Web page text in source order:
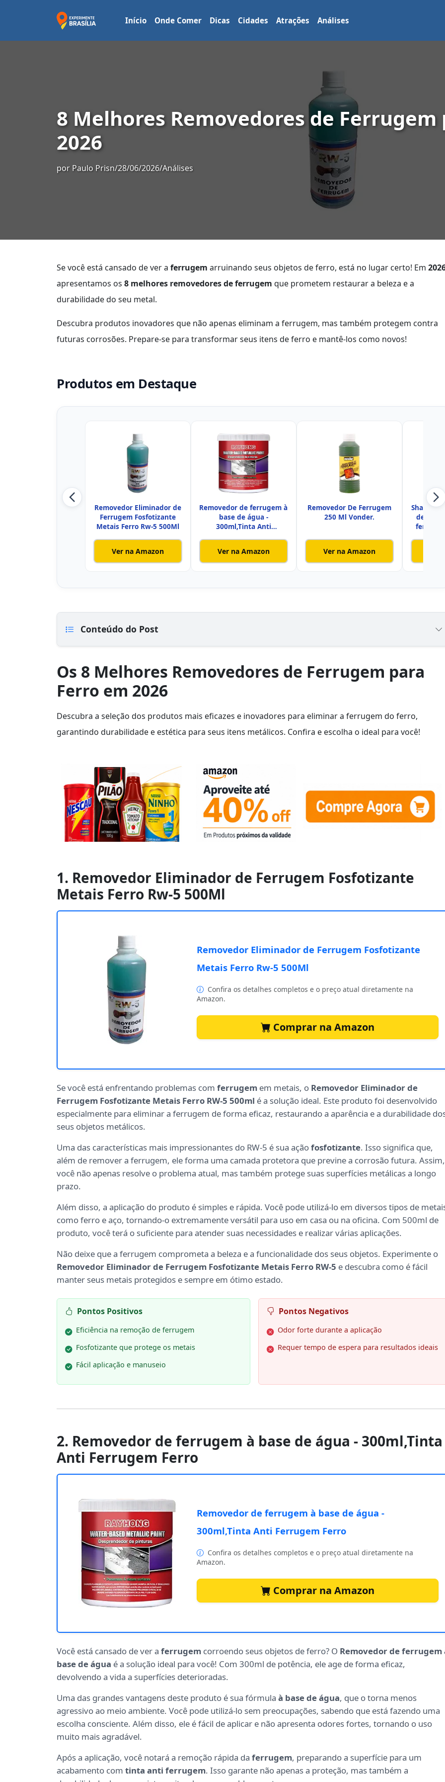
Início Onde Comer Dicas Cidades Atrações Análises
8 Melhores Removedores de Ferrugem
2026
por Paulo Prisn/28/06/2026/Análises
Se você está cansado de ver a ferrugem arruinando seus objetos de ferro, está no lugar certo! Em
apresentamos os 8 melhores removedores de ferrugem que prometem restaurar a beleza e a
durabilidade do seu metal.
Descubra produtos inovadores que não apenas eliminam a ferrugem, mas também protegem contra
futuras corrosões. Prepare-se para transformar seus itens de ferro e mantê-los como novos!
Produtos em Destaque
Removedor Eliminador de
Ferrugem Fosfotizante
Metais Ferro Rw-5 500Ml
Ver na Amazon
Removedor de ferrugem à
base de água -
300ml,Tinta Anti
Ver na Amazon
Removedor De Ferrugem
250 Ml Vonder.
Ver na Amazon
Shakven
de
Conteúdo do Post
Os 8 Melhores Removedores de Ferrugem para
Ferro em 2026
Descubra a seleção dos produtos mais eficazes e inovadores para eliminar a ferrugem do ferro,
garantindo durabilidade e estética para seus itens metálicos. Confira e escolha o ideal para você!
1. Removedor Eliminador de Ferrugem Fosfotizante
Metais Ferro Rw-5 500Ml
Removedor Eliminador de Ferrugem Fosfotizante
Metais Ferro Rw-5 500Ml
Confira os detalhes completos e o preço atual diretamente na
Amazon.
Comprar na Amazon
Se você está enfrentando problemas com ferrugem em metais, o Removedor Eliminador de
Ferrugem Fosfotizante Metais Ferro RW-5 500ml é a solução ideal. Este produto foi desenvolvido
especialmente para eliminar a ferrugem de forma eficaz, restaurando a aparência e a durabilidade
seus objetos metálicos.
Uma das características mais impressionantes do RW-5 é sua açãofosfotizante. Isso significa que,
além de remover a ferrugem, ele forma uma camada protetora que previne a corrosão futura. Assim,
você não apenas resolve o problema atual, mas também protege suas superfícies metálicas a longo
prazo.
Além disso, a aplicação do produto é simples e rápida. Você pode utilizá-lo em diversos tipos de
como ferro e aço, tornando-o extremamente versátil para uso em casa ou na oficina. Com 500ml de
produto, você terá o suficiente para atender suas necessidades e realizar várias aplicações.
Não deixe que a ferrugem comprometa a beleza e a funcionalidade dos seus objetos. Experimente o
Removedor Eliminador de Ferrugem Fosfotizante Metais Ferro RW-5 e descubra como é fácil
manter seus metais protegidos e sempre em ótimo estado.
Pontos Positivos
Eficiência na remoção de ferrugem
Fosfotizante que protege os metais
Fácil aplicação e manuseio
Pontos Negativos
Odor forte durante a aplicação
Requer tempo de espera para resultados ideais
2. Removedor de ferrugem à base de água - 300ml,Tinta
Anti Ferrugem Ferro
Removedor de ferrugem à base de água -
300ml,Tinta Anti Ferrugem Ferro
Confira os detalhes completos e o preço atual diretamente na
Amazon.
Comprar na Amazon
Você está cansado de ver a ferrugem corroendo seus objetos de ferro? O Removedor de ferrugem
base de água é a solução ideal para você! Com 300ml de potência, ele age de forma eficaz,
devolvendo a vida a superfícies deterioradas.
Uma das grandes vantagens deste produto é sua fórmula à base de água, que o torna menos
agressivo ao meio ambiente. Você pode utilizá-lo sem preocupações, sabendo que está fazendo uma
escolha consciente. Além disso, ele é fácil de aplicar e não apresenta odores fortes, tornando o uso
muito mais agradável.
Após a aplicação, você notará a remoção rápida da ferrugem, preparando a superfície para um
acabamento com tinta anti ferrugem. Isso garante não apenas a proteção, mas também a